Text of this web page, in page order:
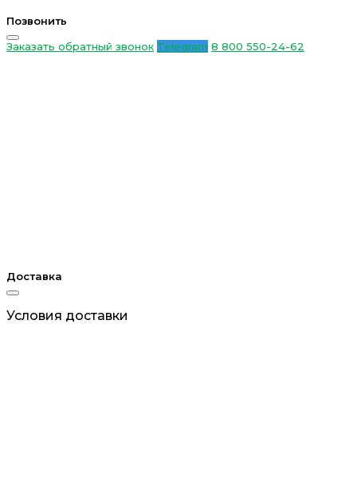
Позвонить
Заказать обратный звонок Telegram 8 800 550-24-62
Доставка
Условия доставки